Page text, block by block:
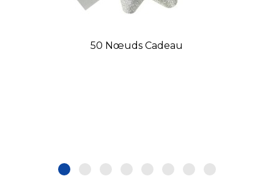
50 Nœuds Cadeau